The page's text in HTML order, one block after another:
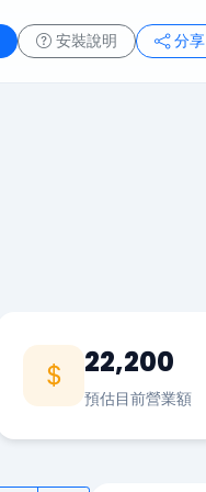
安裝說明 分享
22,200
預估目前營業額